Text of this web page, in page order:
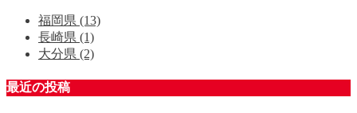
福岡県 (13)
長崎県 (1)
大分県 (2)
最近の投稿